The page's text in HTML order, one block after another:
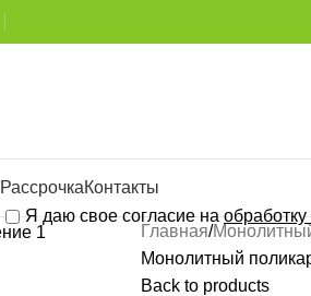
Я даю свое согласие на
РассрочкаКонтакты
Главная
Монолитный
Back to products